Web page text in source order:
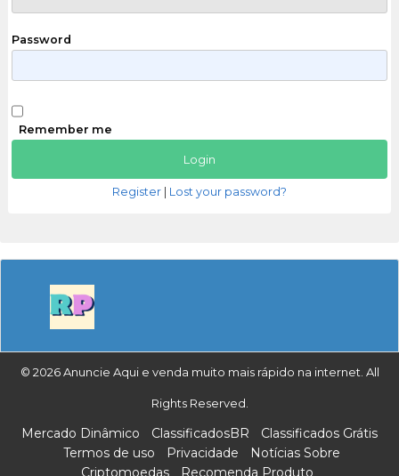
Password
Remember me
Register Lost your password?
© 2026 Anuncie Aqui e venda muito mais rápido na internet. All
Rights Reserved.
Mercado Dinâmico ClassificadosBR
Classificados Grátis
Termos de uso
Privacidade
Notícias Sobre
Criptomoedas
Recomenda Produto